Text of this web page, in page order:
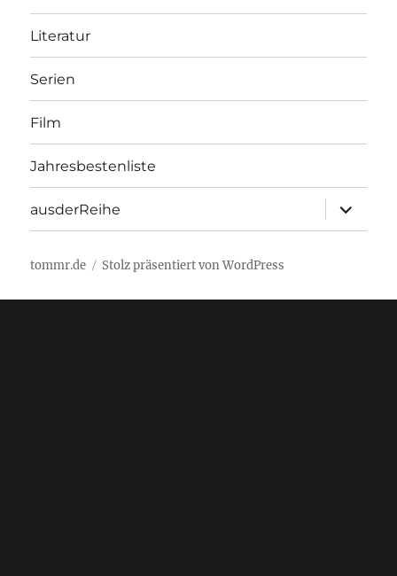
Literatur
Serien
Film
Jahresbestenliste
ausderReihe
öffnen
tommr.de Stolz präsentiert von WordPress